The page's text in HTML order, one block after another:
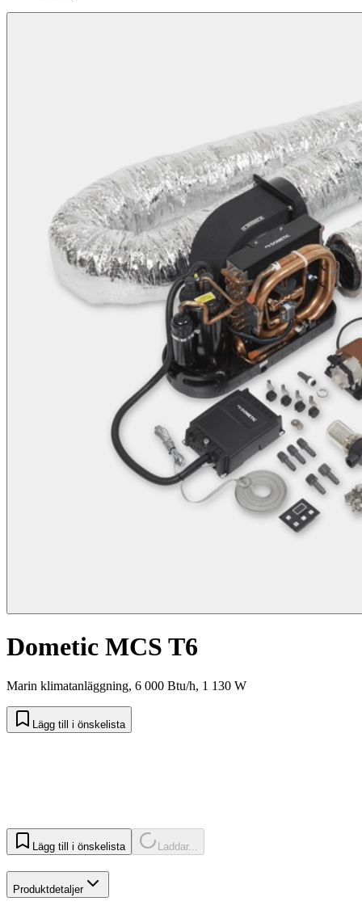
Dometic MCS T6
Marin klimatanläggning, 6 000 Btu/h, 1 130 W
Lägg till i önskelista
Lägg till i önskelista Laddar...
Produktdetaljer